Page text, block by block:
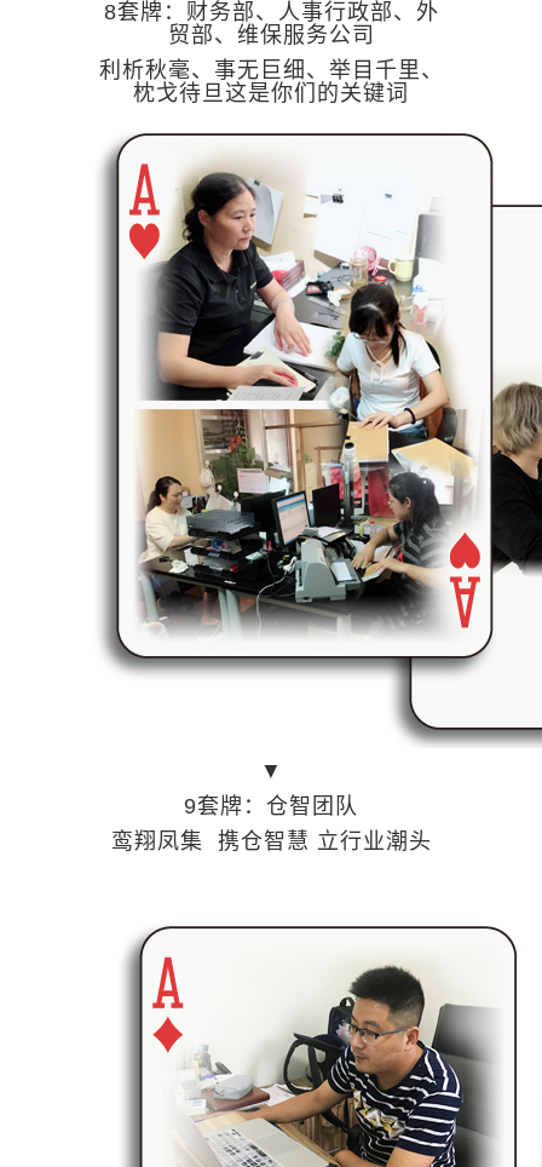
8套牌：财务部、人事行政部、外
贸部、维保服务公司
利析秋毫、事无巨细、举目千里、
枕戈待旦这是你们的关键词
▼
9套牌：仓智团队
鸾翔凤集 携仓智慧 立行业潮头